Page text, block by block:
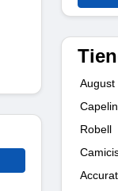
August
Robell